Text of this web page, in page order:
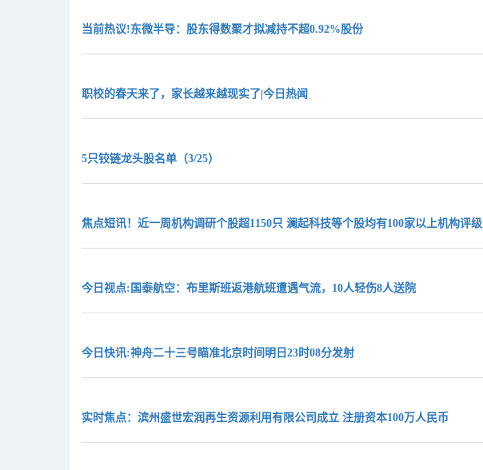
当前热议!东微半导：股东得数聚才拟减持不超0.92%股份
职校的春天来了，家长越来越现实了|今日热闻
5只铰链龙头股名单（3/25）
焦点短讯！近一周机构调研个股超1150只 澜起科技等个股均有100家以上机构评级
今日视点:国泰航空：布里斯班返港航班遭遇气流，10人轻伤8人送院
今日快讯:神舟二十三号瞄准北京时间明日23时08分发射
实时焦点：滨州盛世宏润再生资源利用有限公司成立 注册资本100万人民币